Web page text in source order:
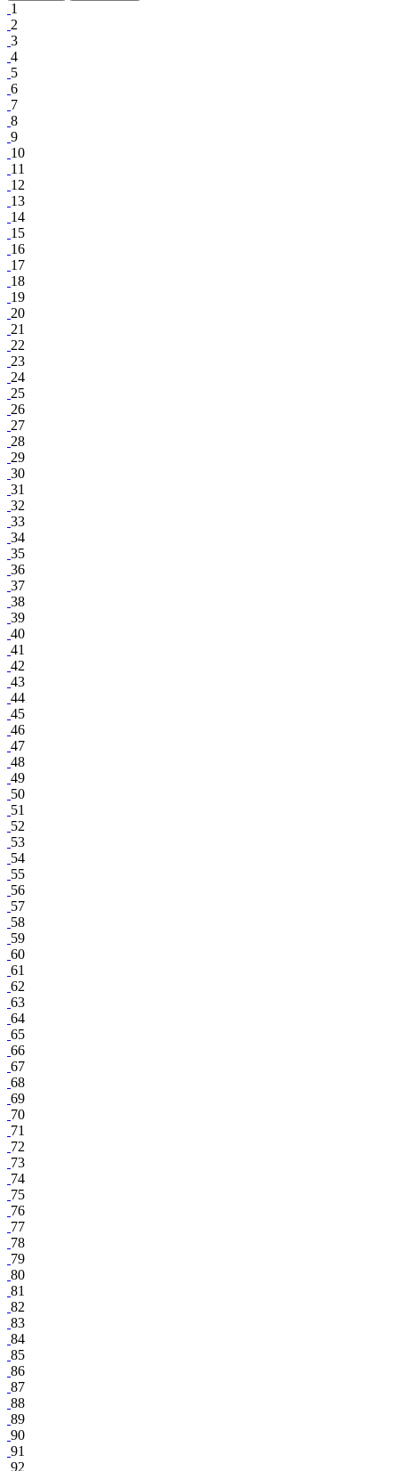
1
2
3
4
5
6
7
8
9
10
11
12
13
14
15
16
17
18
19
20
21
22
23
24
25
26
27
28
29
30
31
32
33
34
35
36
37
38
39
40
41
42
43
44
45
46
47
48
49
50
51
52
53
54
55
56
57
58
59
60
61
62
63
64
65
66
67
68
69
70
71
72
73
74
75
76
77
78
79
80
81
82
83
84
85
86
87
88
89
90
91
92